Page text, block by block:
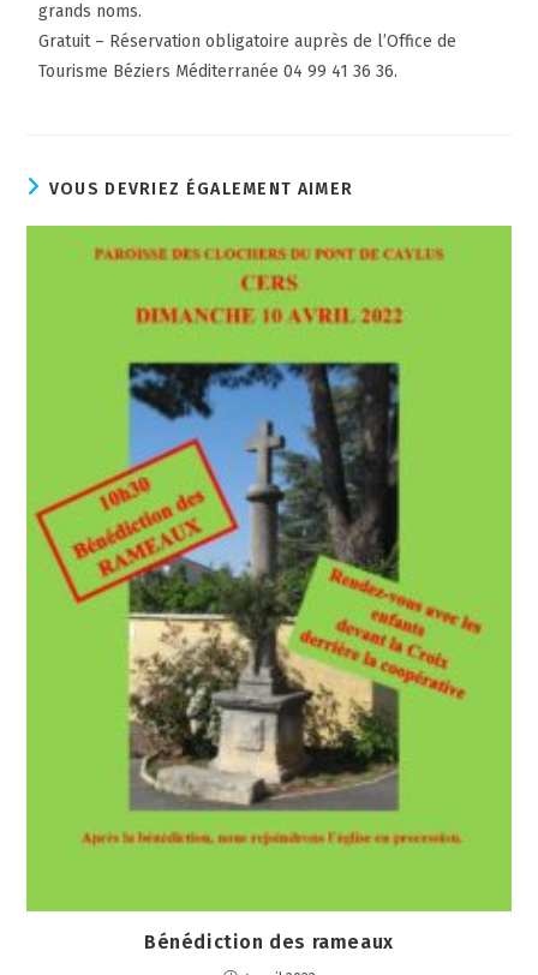
grands noms.
Gratuit – Réservation obligatoire auprès de l’Office de
Tourisme Béziers Méditerranée 04 99 41 36 36.
VOUS DEVRIEZ ÉGALEMENT AIMER
Bénédiction des rameaux